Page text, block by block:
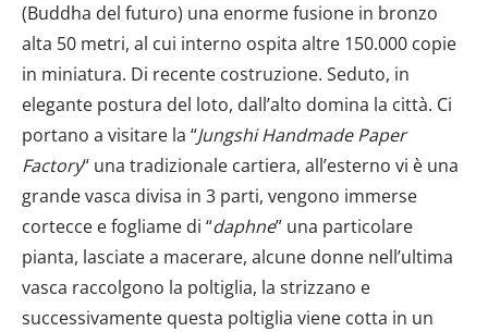
(Buddha del futuro) una enorme fusione in bronzo
alta 50 metri, al cui interno ospita altre 150.000 copie
in miniatura. Di recente costruzione. Seduto, in
elegante postura del loto, dall’alto domina la città. Ci
portano a visitare la “Jungshi Handmade Paper
Factory“ una tradizionale cartiera, all’esterno vi è una
grande vasca divisa in 3 parti, vengono immerse
cortecce e fogliame di “daphne” una particolare
pianta, lasciate a macerare, alcune donne nell’ultima
vasca raccolgono la poltiglia, la strizzano e
successivamente questa poltiglia viene cotta in un